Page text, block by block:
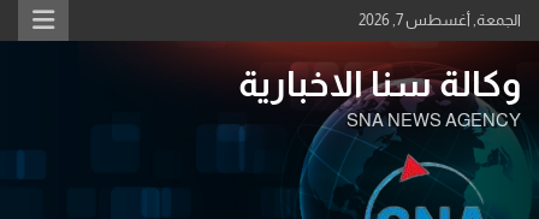
Skip
to
الجمعة, أغسطس 7, 2026
وكالة سنا الاخبارية
SNA NEWS AGENCY